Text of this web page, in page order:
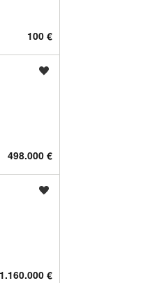
100 €
498.000 €
1.160.000 €